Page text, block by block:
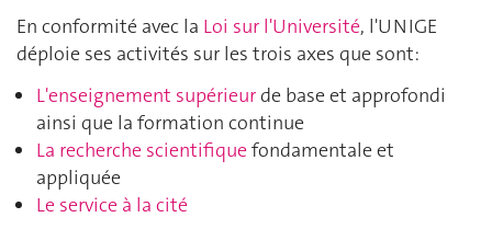
En conformité avec la Loi sur l'Université, l'UNIGE
déploie ses activités sur les trois axes que sont:
L'enseignement supérieur de base et approfondi
ainsi que la formation continue
La recherche scientifiquefondamentale et
appliquée
Le service à la cité